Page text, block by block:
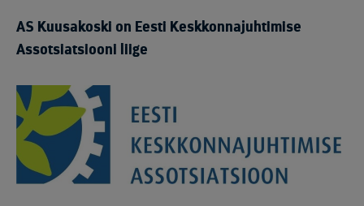
AS Kuusakoski on Eesti Keskkonnajuhtimise
Assotsiatsiooni liige